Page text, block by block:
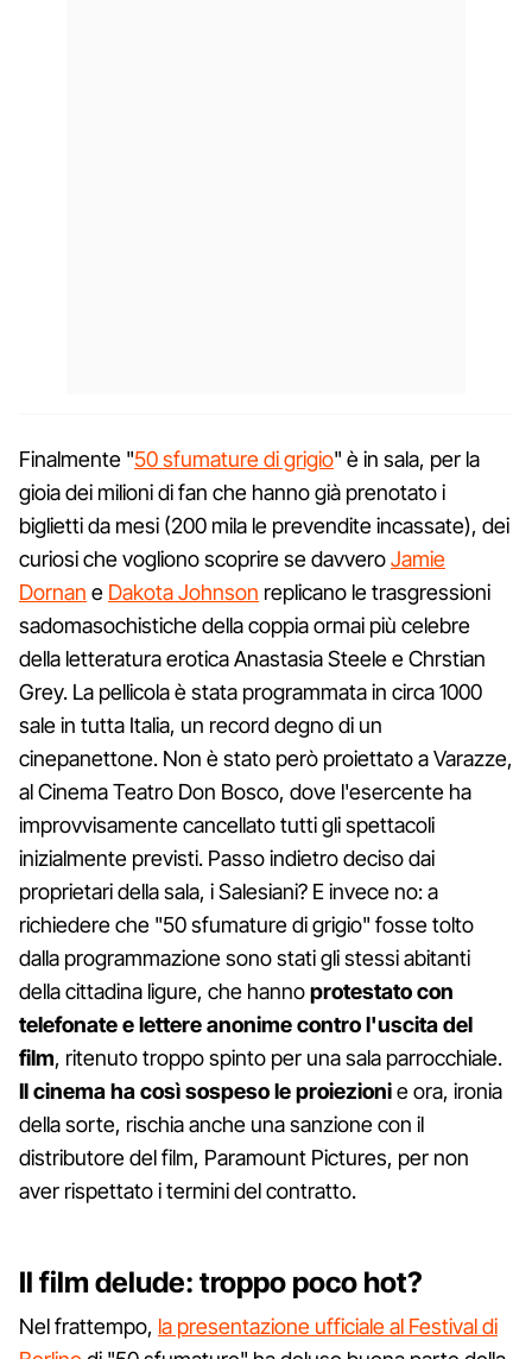
Finalmente "50 sfumature di grigio" è in sala, per la
gioia dei milioni di fan che hanno già prenotato i
biglietti da mesi (200 mila le prevendite incassate), dei
curiosi che vogliono scoprire se davveroJamie
Dornan e Dakota Johnson replicano le trasgressioni
sadomasochistiche della coppia ormai più celebre
della letteratura erotica Anastasia Steele e Chrstian
Grey. La pellicola è stata programmata in circa 1000
sale in tutta Italia, un record degno di un
cinepanettone. Non è stato però proiettato a Varazze,
al Cinema Teatro Don Bosco, dove l'esercente ha
improvvisamente cancellato tutti gli spettacoli
inizialmente previsti. Passo indietro deciso dai
proprietari della sala, i Salesiani? E invece no: a
richiedere che "50 sfumature di grigio" fosse tolto
dalla programmazione sono stati gli stessi abitanti
della cittadina ligure, che hannoprotestato con
telefonate e lettere anonime contro l'uscita del
film, ritenuto troppo spinto per una sala parrocchiale.
Il cinema ha così sospeso le proiezionie ora, ironia
della sorte, rischia anche una sanzione con il
distributore del film, Paramount Pictures, per non
aver rispettato i termini del contratto.
Il film delude: troppo poco hot?
Nel frattempo, la presentazione ufficiale al Festival di